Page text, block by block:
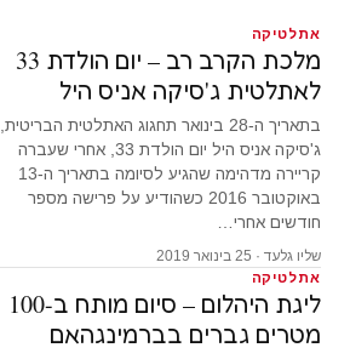
אתלטיקה
מלכת הקרב רב – יום הולדת 33
לאתלטית ג'סיקה אניס היל
בתאריך ה-28 בינואר תחגוג האתלטית הבריטית,
ג'סיקה אניס היל יום הולדת 33, אחרי שעברה
קריירה מדהימה שהגיע לסיומה בתאריך ה-13
באוקטובר 2016 כשהודיע על פרישה מספר
חודשים אחרי…
שליו גלעד · 25 בינואר 2019
אתלטיקה
ליגת היהלום – סיום מותח ב-100
מטרים גברים בברמינגהאם